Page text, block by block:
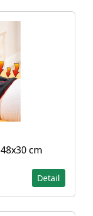
cm
Detail